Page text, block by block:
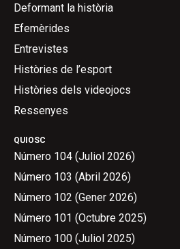
QUIOSC
Número 104 (Juliol 2026)
Número 103 (Abril 2026)
Número 102 (Gener 2026)
Número 101 (Octubre 2025)
Número 100 (Juliol 2025)
Deformant la història
Efemèrides
Entrevistes
Històries de l’esport
Històries dels videojocs
Ressenyes